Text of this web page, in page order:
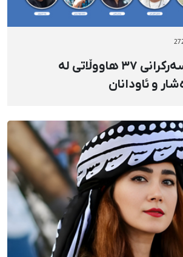
ئیلام؛ دەسبەسەرکرانی ٣٧ هاووڵاتی لە
و ئاودانان